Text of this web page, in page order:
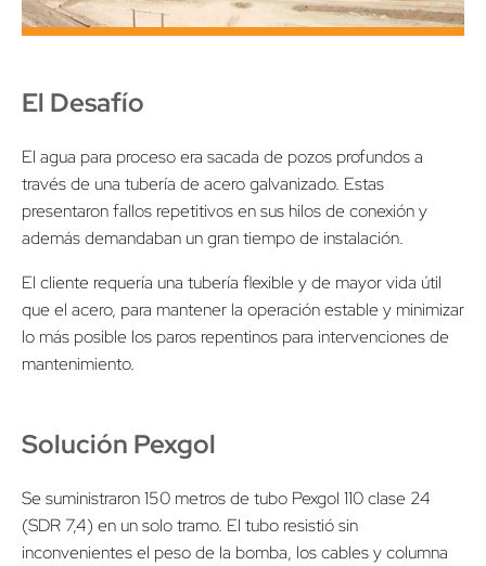
El Desafío
El agua para proceso era sacada de pozos profundos a
través de una tubería de acero galvanizado. Estas
presentaron fallos repetitivos en sus hilos de conexión y
además demandaban un gran tiempo de instalación.
El cliente requería una tubería flexible y de mayor vida útil
que el acero, para mantener la operación estable y minimizar
lo más posible los paros repentinos para intervenciones de
mantenimiento.
Solución Pexgol
Se suministraron 150 metros de tubo Pexgol 110 clase 24
(SDR 7,4) en un solo tramo. El tubo resistió sin
inconvenientes el peso de la bomba, los cables y columna